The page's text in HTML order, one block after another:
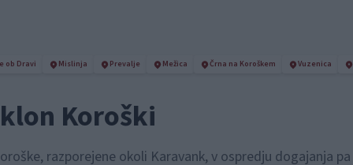
ob Dravi Mislinja Prevalje Mežica Črna na Koroškem
Vuzenica
Koroški
razporejene okoli Karavank, v ospredju dogajanja